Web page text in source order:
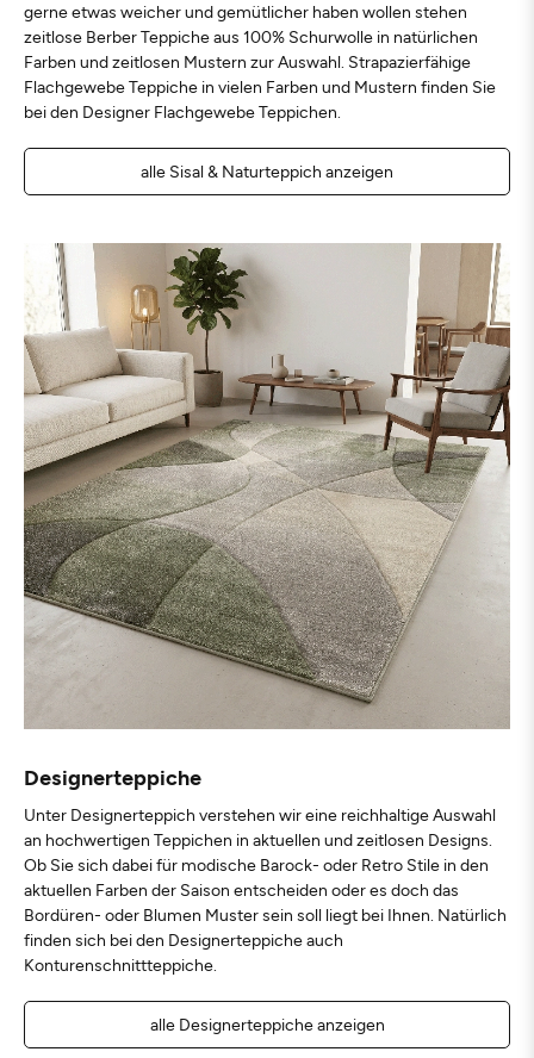
gerne etwas weicher und gemütlicher haben wollen stehen
zeitlose Berber Teppiche aus 100% Schurwolle in natürlichen
Farben und zeitlosen Mustern zur Auswahl. Strapazierfähige
Flachgewebe Teppiche in vielen Farben und Mustern finden Sie
bei den Designer Flachgewebe Teppichen.
alle Sisal & Naturteppich anzeigen
Designerteppiche
Unter Designerteppich verstehen wir eine reichhaltige Auswahl
an hochwertigen Teppichen in aktuellen und zeitlosen Designs.
Ob Sie sich dabei für modische Barock- oder Retro Stile in den
aktuellen Farben der Saison entscheiden oder es doch das
Bordüren- oder Blumen Muster sein soll liegt bei Ihnen. Natürlich
finden sich bei den Designerteppiche auch
Konturenschnittteppiche.
alle Designerteppiche anzeigen